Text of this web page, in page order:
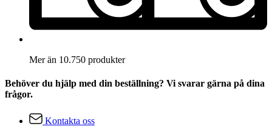
Mer än 10.750 produkter
Behöver du hjälp med din beställning? Vi svarar gärna på dina
frågor.
Kontakta oss